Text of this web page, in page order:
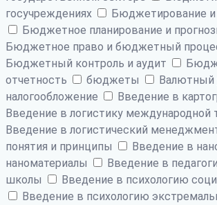
госучреждениях
Бюджетирование и
Бюджетное планирование и
Бюджетное право и бюджетный
Бюджетный контроль и аудит
отчетность
бюджеты
Валютный
налогообложение
Введение в
Введение в логистику международной
Введение в логистический
понятия и принципы
Введение в
наноматериалы
Введение в
школы
Введение в психологию
Введение в психологию